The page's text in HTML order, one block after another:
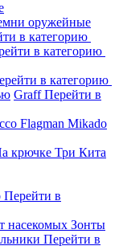
оружейные
в категорию
в категорию
в категорию
GraffПерейти в
Flagman Mikado
крючке Три Кита
Перейти в
насекомых Зонты
Перейти в